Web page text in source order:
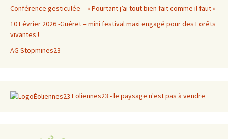
Conférence gesticulée – « Pourtant j’ai tout bien fait comme il faut »
10 Février 2026 -Guéret – mini festival maxi engagé pour des Forêts
vivantes !
AG Stopmines23
Eoliennes23 - le paysage n'est pas à vendre